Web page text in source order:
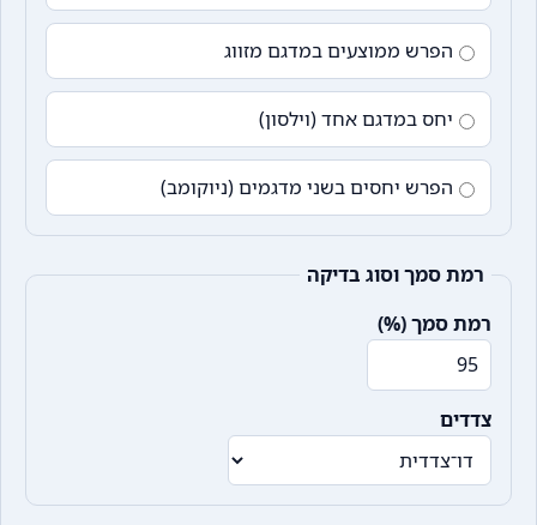
הפרש ממוצעים במדגם מזווג
יחס במדגם אחד (וילסון)
הפרש יחסים בשני מדגמים (ניוקומב)
רמת סמך וסוג בדיקה
רמת סמך (%)
צדדים